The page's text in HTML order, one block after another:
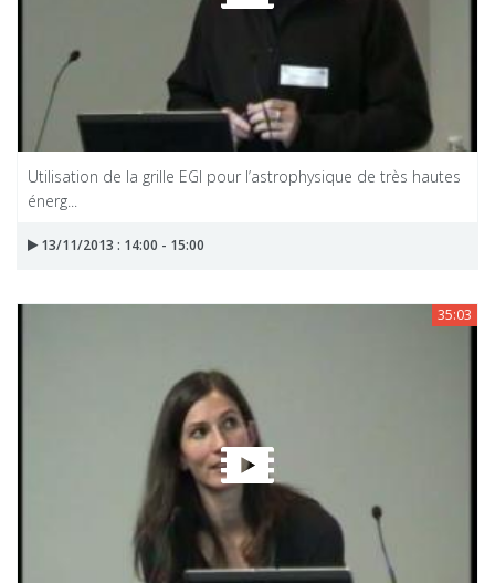
Utilisation de la grille EGI pour l’astrophysique de très hautes
énerg...
13/11/2013 : 14:00 - 15:00
35:03